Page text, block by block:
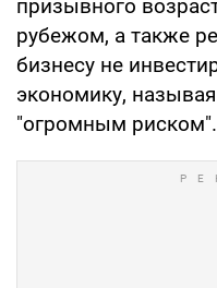
призывного
рубежом, а также
бизнесу не
экономику,
"огромным риском".